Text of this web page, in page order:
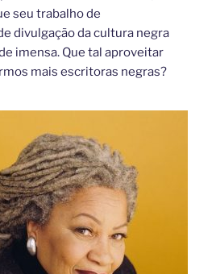
seu trabalho de
divulgação da cultura negra
imensa. Que tal aproveitar
mais escritoras negras?